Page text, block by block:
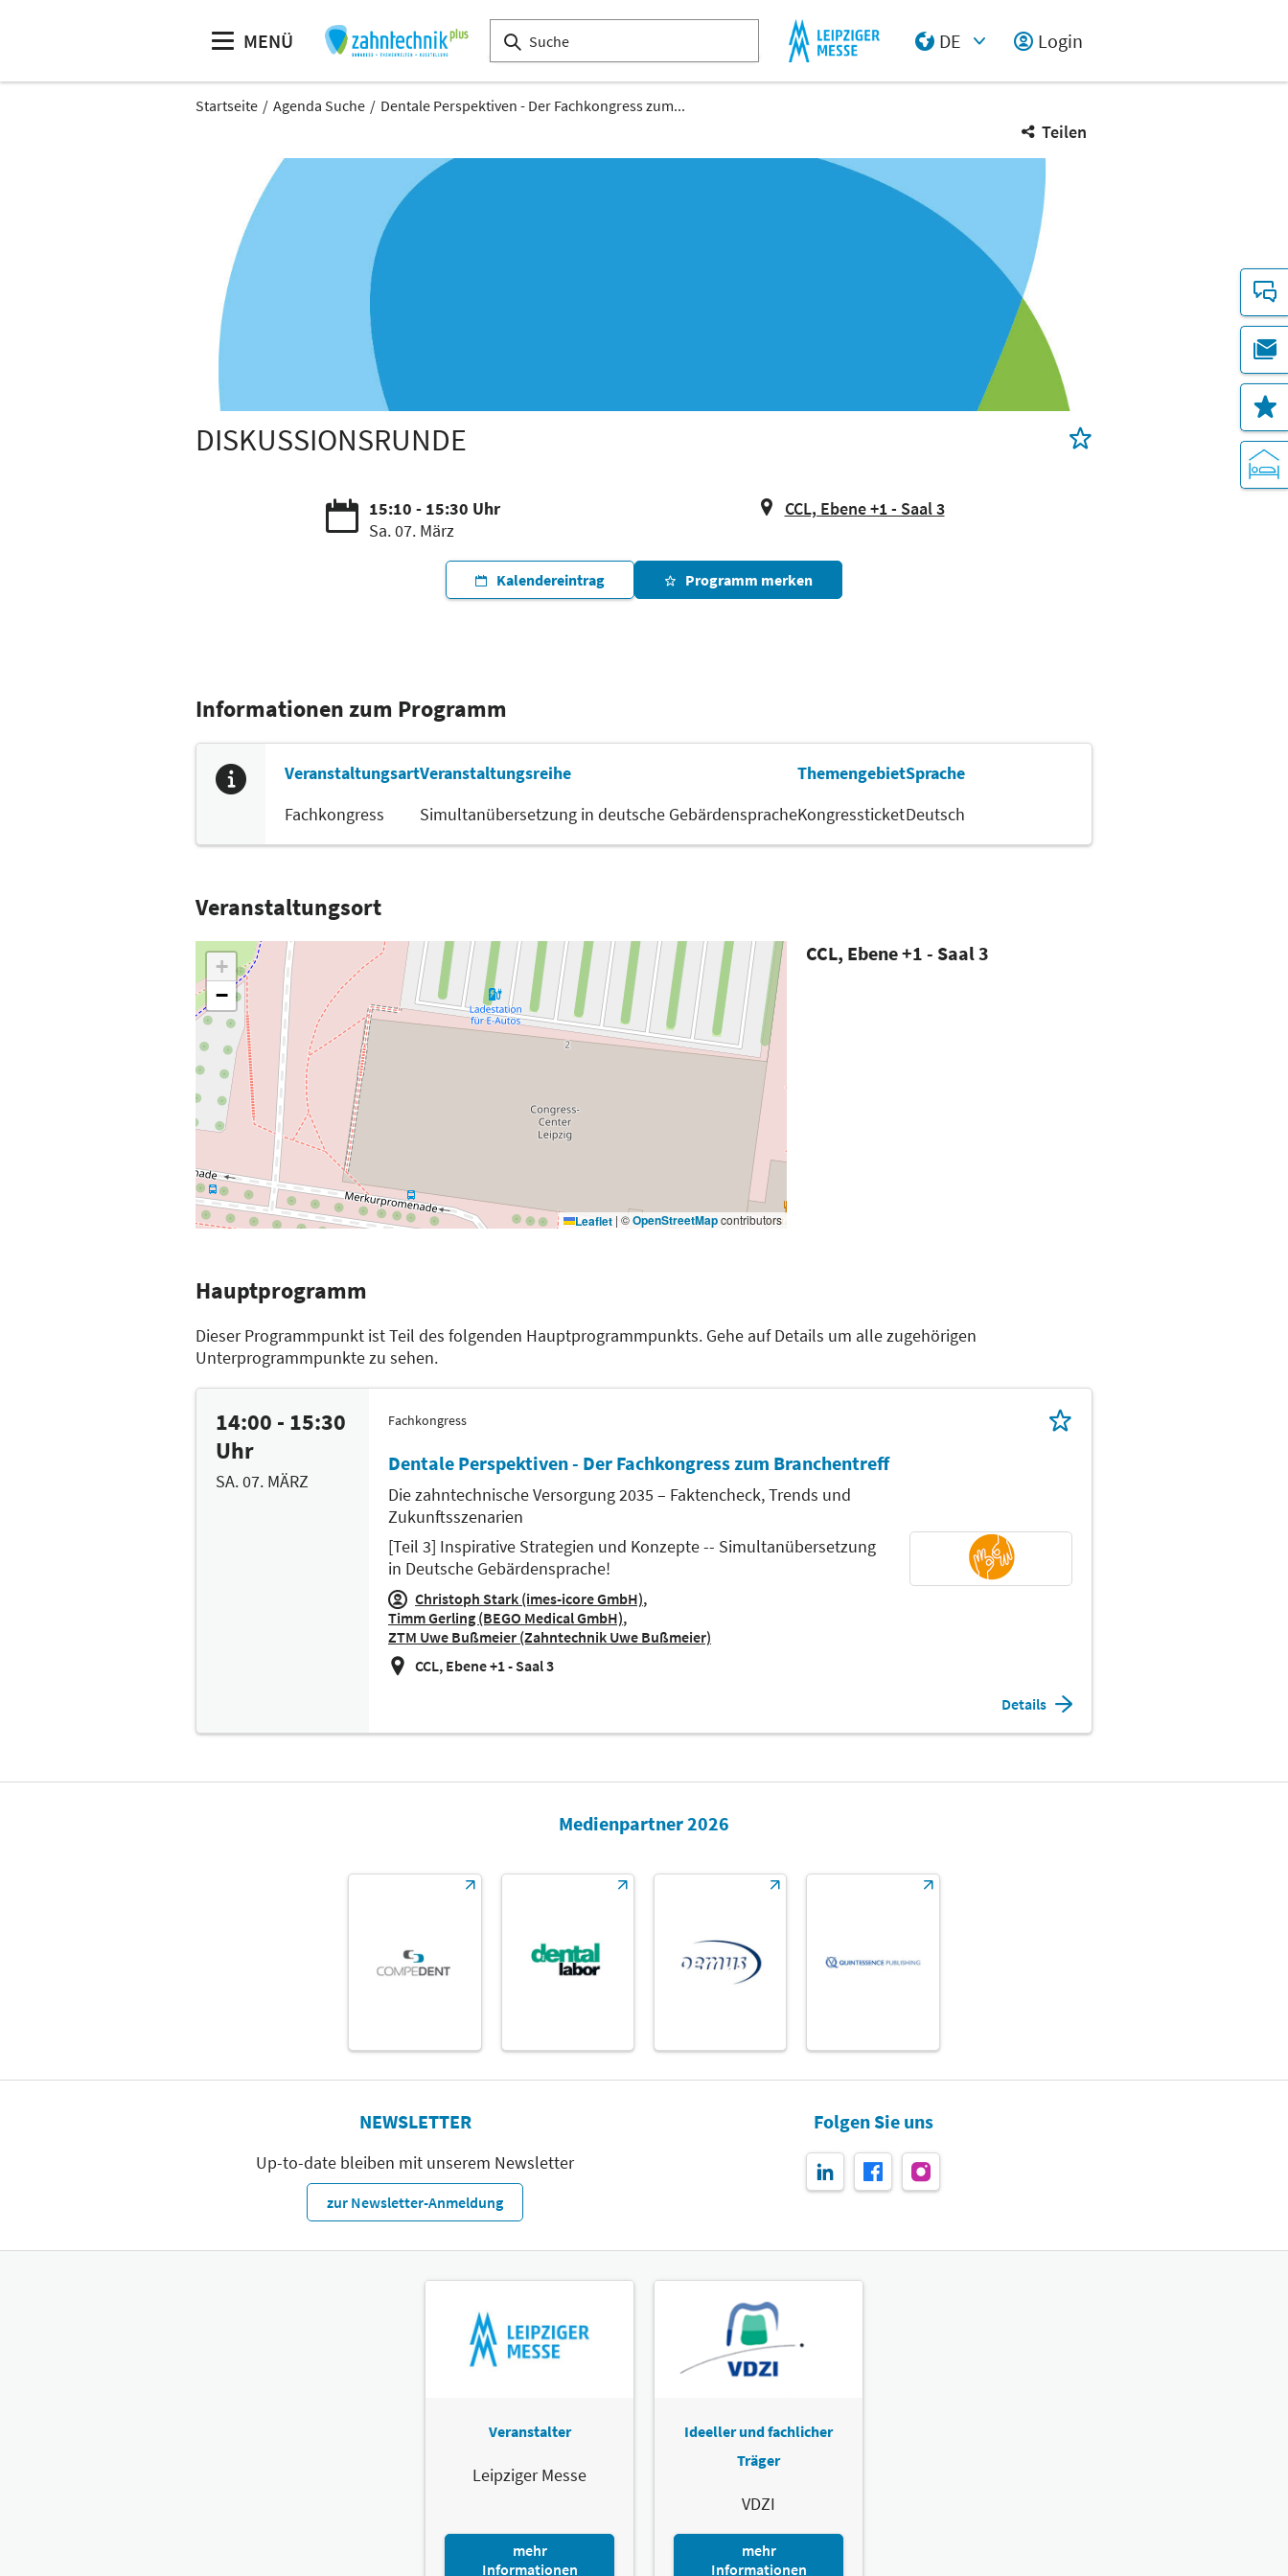
MENÜ
DE
Login
Startseite Agenda Suche Dentale Perspektiven - Der Fachkongress zum...
Teilen
DISKUSSIONSRUNDE
15:10 - 15:30 Uhr
Sa. 07. März
CCL, Ebene +1 - Saal 3
Kalendereintrag Programm merken
Informationen zum Programm
Veranstaltungsart
Fachkongress
Veranstaltungsreihe
Simultanübersetzung in deutsche Gebärdensprache
Themengebiet
Kongressticket
Sprache
Deutsch
Veranstaltungsort
+
−
Leaflet | ©OpenStreetMapcontributors
CCL, Ebene +1 - Saal 3
Hauptprogramm
Dieser Programmpunkt ist Teil des folgenden Hauptprogrammpunkts. Gehe auf Details um alle zugehörigen
Unterprogrammpunkte zu sehen.
14:00 - 15:30
Uhr
SA. 07. MÄRZ
Fachkongress
Dentale Perspektiven - Der Fachkongress zum Branchentreff
Die zahntechnische Versorgung 2035 – Faktencheck, Trends und
Zukunftsszenarien
[Teil 3] Inspirative Strategien und Konzepte -- Simultanübersetzung
in Deutsche Gebärdensprache!
Christoph Stark (imes-icore GmbH)
Timm Gerling (BEGO Medical GmbH)
ZTM Uwe Bußmeier (Zahntechnik Uwe Bußmeier)
CCL, Ebene +1 - Saal 3
Details
Medienpartner 2026
NEWSLETTER
Up-to-date bleiben mit unserem Newsletter
zur Newsletter-Anmeldung
Folgen Sie uns
Veranstalter
Leipziger Messe
mehr
Informationen
Ideeller und fachlicher
Träger
VDZI
mehr
Informationen